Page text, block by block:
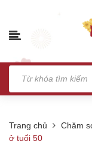
Trang chủ Chăm
ở tuổi 50